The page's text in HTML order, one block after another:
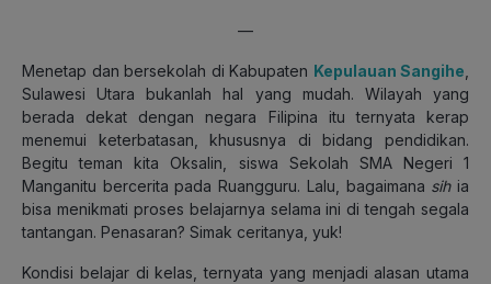
—
Menetap dan bersekolah di Kabupaten Kepulauan Sangihe
Sulawesi Utara bukanlah hal yang mudah. Wilayah yang
berada dekat dengan negara Filipina itu ternyata kerap
menemui keterbatasan, khususnya di bidang pendidikan.
Begitu teman kita Oksalin, siswa Sekolah SMA Negeri 1
Manganitu bercerita pada Ruangguru. Lalu, bagaimana sih ia
bisa menikmati proses belajarnya selama ini di tengah segala
tantangan. Penasaran? Simak ceritanya, yuk!
Kondisi belajar di kelas, ternyata yang menjadi alasan utama